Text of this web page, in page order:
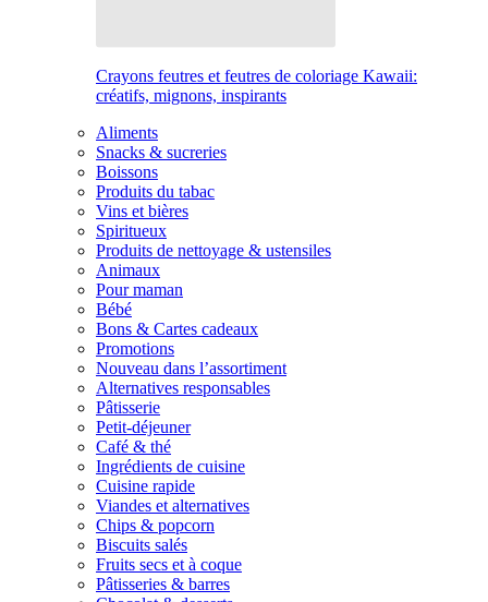
Crayons feutres et feutres de coloriage Kawaii:
créatifs, mignons, inspirants
Aliments
Snacks & sucreries
Boissons
Produits du tabac
Vins et bières
Spiritueux
Produits de nettoyage & ustensiles
Animaux
Pour maman
Bébé
Bons & Cartes cadeaux
Promotions
Nouveau dans l’assortiment
Alternatives responsables
Pâtisserie
Petit-déjeuner
Café & thé
Ingrédients de cuisine
Cuisine rapide
Viandes et alternatives
Chips & popcorn
Biscuits salés
Fruits secs et à coque
Pâtisseries & barres